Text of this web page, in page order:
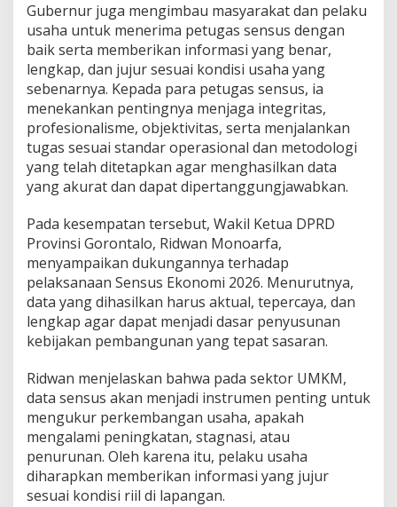
Gubernur juga mengimbau masyarakat dan pelaku
usaha untuk menerima petugas sensus dengan
baik serta memberikan informasi yang benar,
lengkap, dan jujur sesuai kondisi usaha yang
sebenarnya. Kepada para petugas sensus, ia
menekankan pentingnya menjaga integritas,
profesionalisme, objektivitas, serta menjalankan
tugas sesuai standar operasional dan metodologi
yang telah ditetapkan agar menghasilkan data
yang akurat dan dapat dipertanggungjawabkan.
Pada kesempatan tersebut, Wakil Ketua DPRD
Provinsi Gorontalo, Ridwan Monoarfa,
menyampaikan dukungannya terhadap
pelaksanaan Sensus Ekonomi 2026. Menurutnya,
data yang dihasilkan harus aktual, tepercaya, dan
lengkap agar dapat menjadi dasar penyusunan
kebijakan pembangunan yang tepat sasaran.
Ridwan menjelaskan bahwa pada sektor UMKM,
data sensus akan menjadi instrumen penting untuk
mengukur perkembangan usaha, apakah
mengalami peningkatan, stagnasi, atau
penurunan. Oleh karena itu, pelaku usaha
diharapkan memberikan informasi yang jujur
sesuai kondisi riil di lapangan.